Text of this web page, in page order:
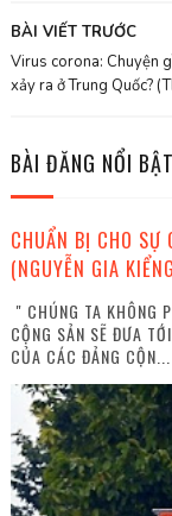
BÀI VIẾT TRƯỚC
Virus corona: Chuyện
xảy ra ở Trung Quốc?
BÀI ĐĂNG NỔI BẬT
CHUẨN BỊ CHO SỰ
(NGUYỄN GIA
" CHÚNG TA KHÔNG
CỘNG SẢN SẼ ĐƯA
CỦA CÁC ĐẢNG CỘN...